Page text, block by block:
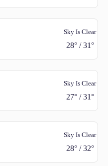
Sky Is Clear
28°/31°
Sky Is Clear
27°/31°
Sky Is Clear
28°/32°